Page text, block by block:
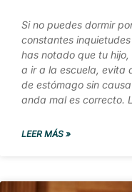
Si no puedes dormir
constantes
has notado que tu
a ir a la escuela, evita
de estómago sin
anda mal es correcto.
LEER MÁS »